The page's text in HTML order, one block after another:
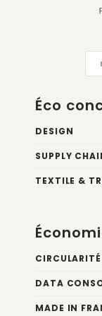
Éco
DESIGN
SUPPLY
TEXTILE &
DATA
MADE IN